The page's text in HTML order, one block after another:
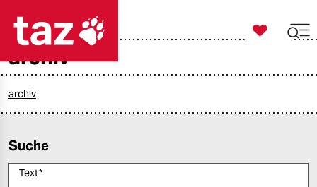
politik

taz zahl ich
archiv
archiv
Suche
Text*